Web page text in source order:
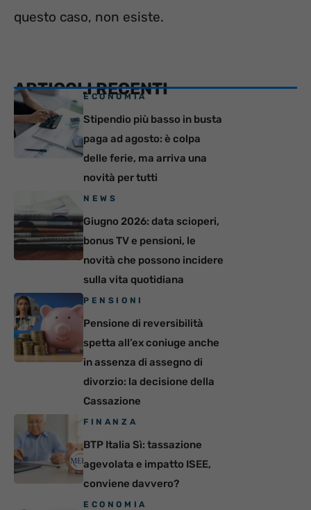
questo caso, non esiste.
ARTICOLI RECENTI
ECONOMIA
Stipendio più basso in busta
paga ad agosto: è colpa
delle ferie, ma arriva una
novità per tutti
NEWS
Giugno 2026: data scioperi,
bonus TV e pensioni, le
novità che possono incidere
sulla vita quotidiana
PENSIONI
Pensione di reversibilità
spetta all’ex coniuge anche
in assenza di assegno di
divorzio: la decisione della
Cassazione
FINANZA
BTP Italia Sì: tassazione
agevolata e impatto ISEE,
conviene davvero?
ECONOMIA